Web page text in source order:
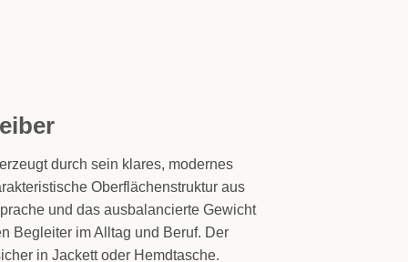
durch sein klares, modernes
Oberflächenstruktur aus
und das ausbalancierte Gewicht
Begleiter im Alltag und Beruf. Der
in Jackett oder Hemdtasche.